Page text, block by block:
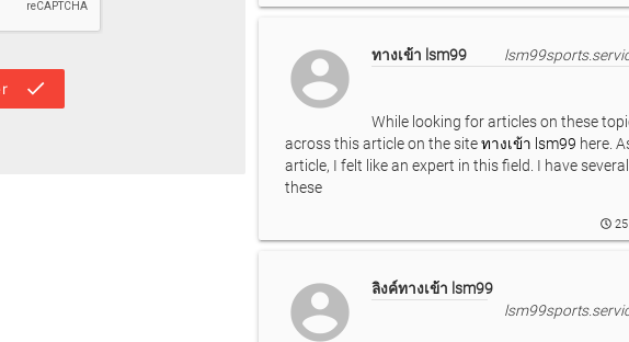
done account_circle ทางเข้า lsm99
While looking for articles on these
across this article on the siteทางเข้า lsm99 here.
article, I felt like an expert in this field. I have
these
account_circle
ลิงค์ทางเข้า lsm99